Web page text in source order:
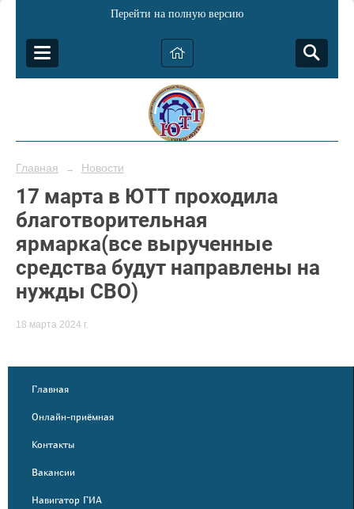
Перейти на полную версию
Главная → Новости
17 марта в ЮТТ проходила
благотворительная
ярмарка(все вырученные
средства будут направлены на
нужды СВО)
18 марта 2024 г.
Главная
Онлайн-приёмная
Контакты
Вакансии
Навигатор ГИА